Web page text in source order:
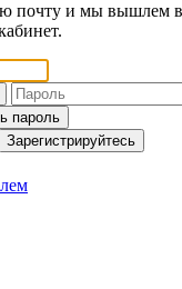
почту и мы вышлем
пароль
Зарегистрируйтесь